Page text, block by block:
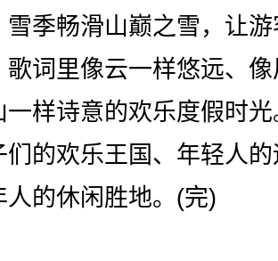
雪季畅滑山巅之雪，让
歌词里像云一样悠远、
一样诗意的欢乐度假时
们的欢乐王国、年轻人
人的休闲胜地。(完)